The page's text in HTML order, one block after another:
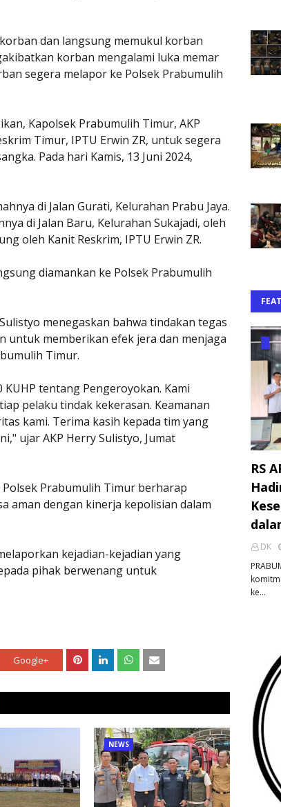
dan langsung memukul korban
korban mengalami luka memar
segera melapor ke Polsek Prabumulih
Kapolsek Prabumulih Timur, AKP
Timur, IPTU Erwin ZR, untuk segera
Pada hari Kamis, 13 Juni 2024,
di Jalan Gurati, Kelurahan Prabu Jaya.
di Jalan Baru, Kelurahan Sukajadi, oleh
oleh Kanit Reskrim, IPTU Erwin ZR.
diamankan ke Polsek Prabumulih
menegaskan bahwa tindakan tegas
untuk memberikan efek jera dan menjaga
Timur.
tentang Pengeroyokan. Kami
pelaku tindak kekerasan. Keamanan
kami. Terima kasih kepada tim yang
ujar AKP Herry Sulistyo, Jumat
Prabumulih Timur berharap
aman dengan kinerja kepolisian dalam
kejadian-kejadian yang
pihak berwenang untuk
Google+
NEWS
RS
DK
ke…